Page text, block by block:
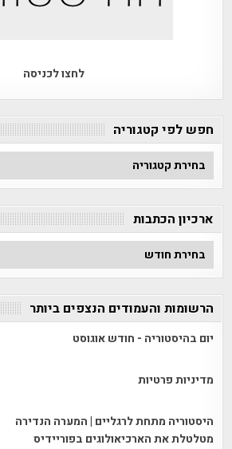
לחצו לכניסה
חפש לפי קטגוריה
חפש
לפי
ארכיון הכתבות
ארכיון
הכתבות
הרשומות והעמודים הנצפים ביותר
יום בהיסטוריה - חודש אוגוסט
מדיניות פרטיות
היסטוריה מתחת לרגליים | המערה הנדירה
מטלטלת את הארכיאולוגים בפוריידיס